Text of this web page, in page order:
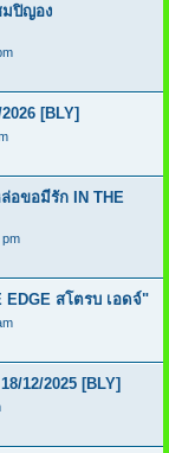
มปิญอง
[BLY]
อขอมีรัก IN THE
EDGE สโตรบ เอดจ์"
12/2025 [BLY]